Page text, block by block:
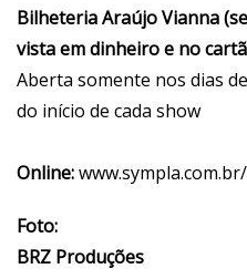
Bilheteria Araújo Vianna
vista em dinheiro e no
Aberta somente nos dias
do início de cada show
Online:
Foto:
BRZ Produções